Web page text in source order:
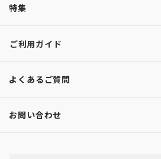
特集
ご利用ガイド
よくあるご質問
お問い合わせ